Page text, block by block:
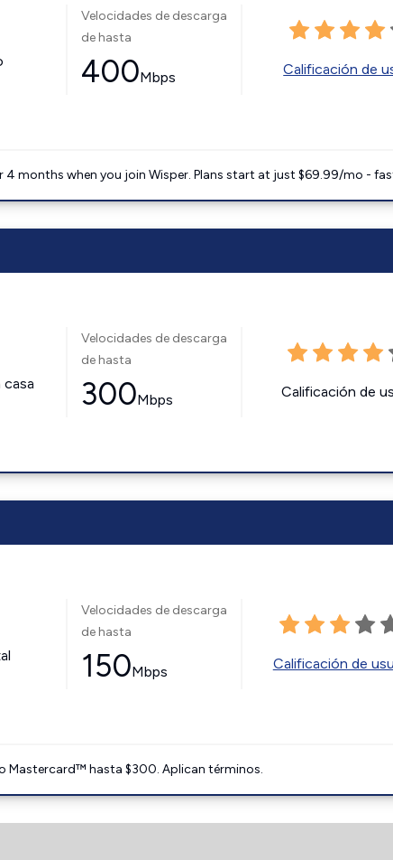
Velocidades de descarga
de hasta
400Mbps Calificación de
4 months when you join Wisper. Plans start at just $69.99/mo -
Velocidades de descarga
de hasta
300Mbps Calificación de
Velocidades de descarga
de hasta
150Mbps Calificación de
Mastercard™ hasta $300. Aplican términos.